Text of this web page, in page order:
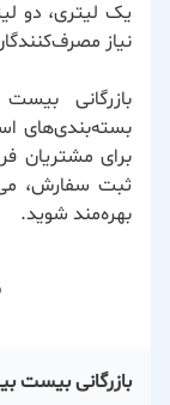
یک لیتری، دو
نیاز
بازرگانی
بسته‌بندی‌های
برای مشتریان
ثبت سفارش،
بهره‌مند شوید.
بازرگانی بیست